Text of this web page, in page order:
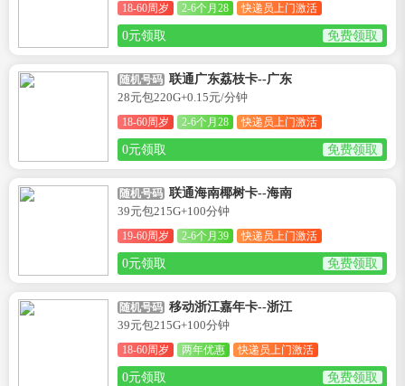
18-60周岁 2-6个月28 快递员上门激活
0元领取 免费领取
随机号码 联通广东荔枝卡--广东
28元包220G+0.15元/分钟
18-60周岁 2-6个月28 快递员上门激活
0元领取 免费领取
随机号码 联通海南椰树卡--海南
39元包215G+100分钟
19-60周岁 2-6个月39 快递员上门激活
0元领取 免费领取
随机号码 移动浙江嘉年卡--浙江
39元包215G+100分钟
18-60周岁 两年优惠 快递员上门激活
0元领取 免费领取